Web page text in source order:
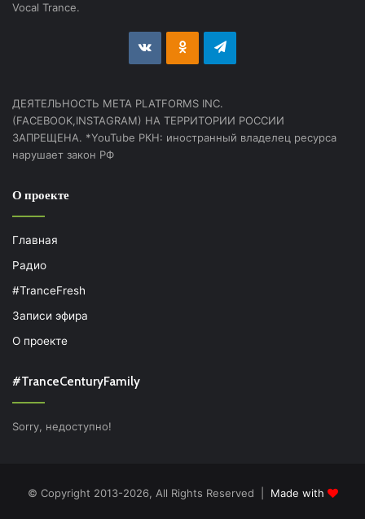
Vocal Trance.
vk.com Odnoklassniki
Telegram
ДЕЯТЕЛЬНОСТЬ МЕТА PLATFORMS INC.
(FACEBOOK,INSTAGRAM) НА ТЕРРИТОРИИ РОССИИ
ЗАПРЕЩЕНА. *YouTube РКН: иностранный владелец ресурса
нарушает закон РФ
О проекте
Главная
Радио
#TranceFresh
Записи эфира
О проекте
#TranceCenturyFamily
Sorry, недоступно!
© Copyright 2013-2026, All Rights Reserved | Made with